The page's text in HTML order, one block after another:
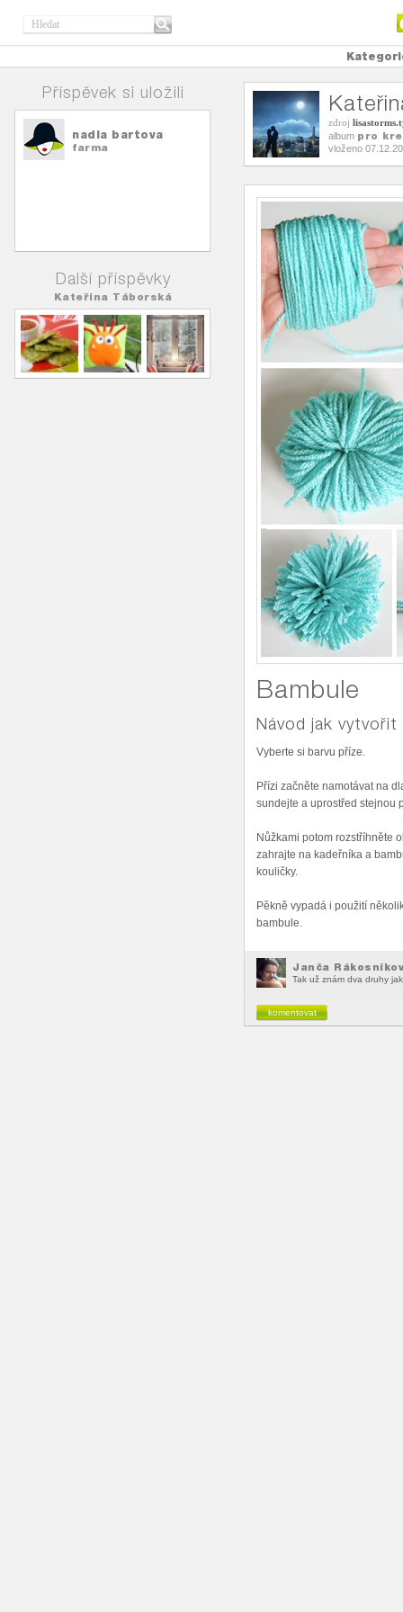
Příspěvek si uložili
nadia bartova
farma
Další příspěvky
Kateřina Táborská
zdroj
album pro
vloženo
Bambule
Návod jak vytvořit
Vyberte si barvu příze.
Přízi začněte namotávat na
sundejte a uprostřed stejnou
Nůžkami potom rozstříhněte
zahrajte na kadeřníka a
kouličky.
Pěkně vypadá i použití
bambule.
Janča
Tak už znám dva druhy
komentovat